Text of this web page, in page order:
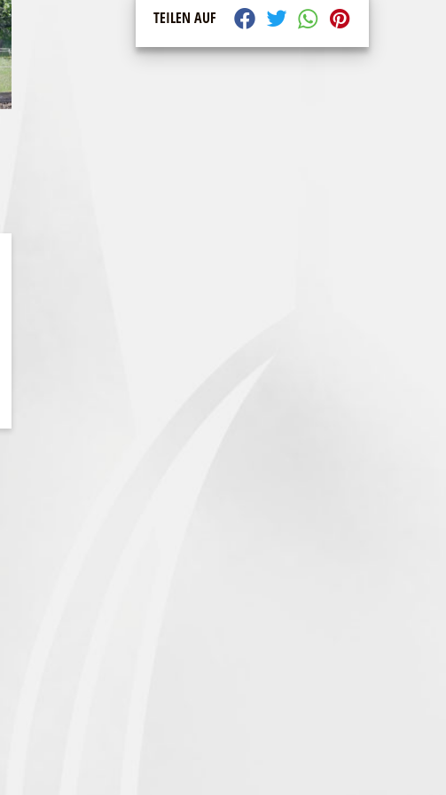
TEILEN AUF